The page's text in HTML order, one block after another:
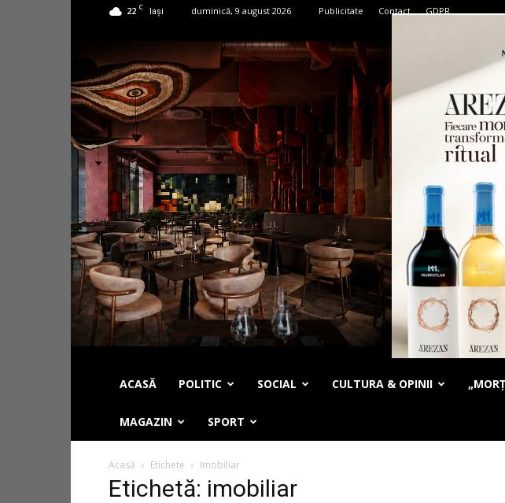
22 C Iași duminică, 9 august 2026 Publicitate Contact GDPR
ACASĂ POLITIC SOCIAL CULTURA & OPINII
MAGAZIN SPORT
Acasă Etichete Imobiliar
Etichetă: imobiliar